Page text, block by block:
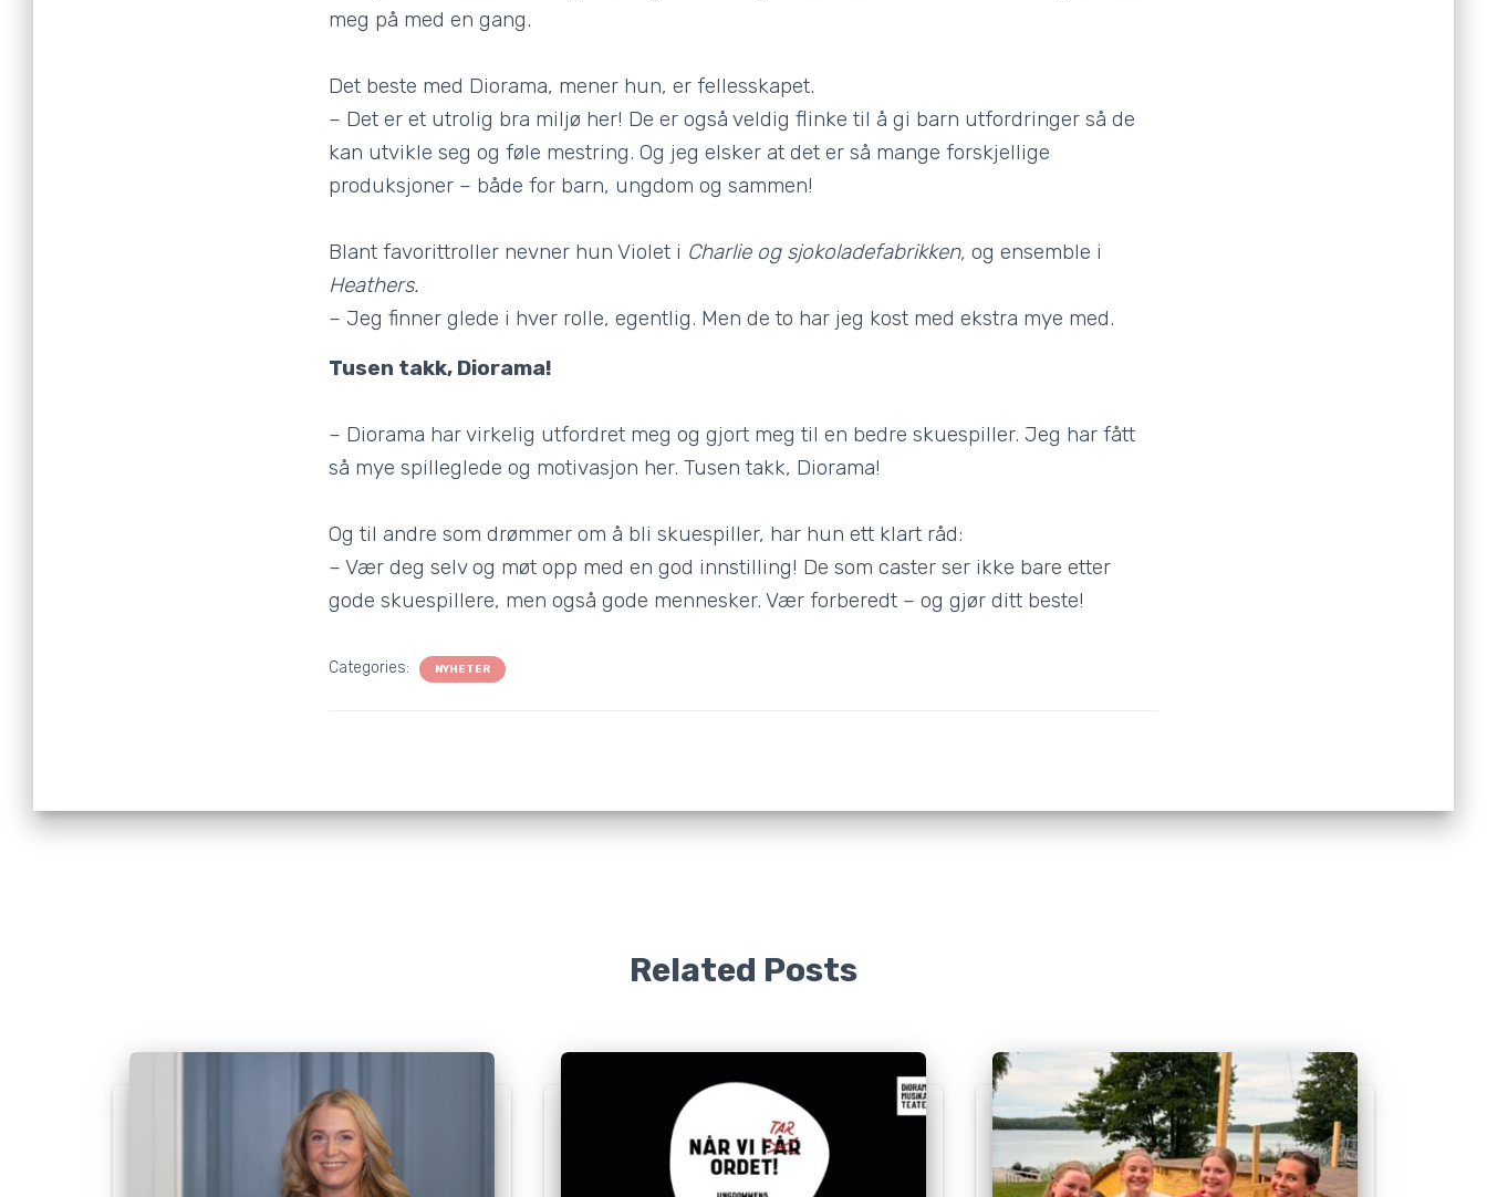
meg på med en gang.
Det beste med Diorama, mener hun, er fellesskapet.
– Det er et utrolig bra miljø her! De er også veldig flinke til å gi barn utfordringer så de
kan utvikle seg og føle mestring. Og jeg elsker at det er så mange forskjellige
produksjoner – både for barn, ungdom og sammen!
Blant favorittroller nevner hun Violet i Charlie og sjokoladefabrikken, og ensemble i
Heathers.
– Jeg finner glede i hver rolle, egentlig. Men de to har jeg kost med ekstra mye med.
Tusen takk, Diorama!
– Diorama har virkelig utfordret meg og gjort meg til en bedre skuespiller. Jeg har fått
så mye spilleglede og motivasjon her. Tusen takk, Diorama!
Og til andre som drømmer om å bli skuespiller, har hun ett klart råd:
– Vær deg selv og møt opp med en god innstilling! De som caster ser ikke bare etter
gode skuespillere, men også gode mennesker. Vær forberedt – og gjør ditt beste!
Categories: NYHETER
Related Posts